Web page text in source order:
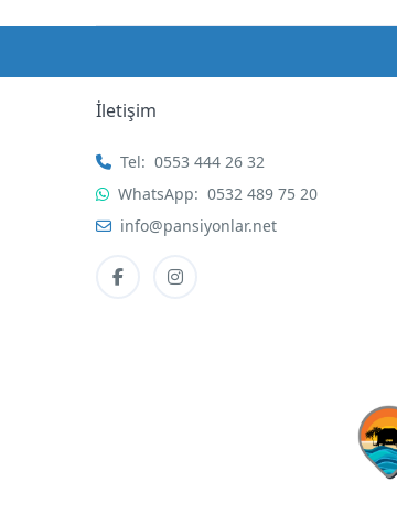
İletişim
Tel: 0553 444 26 32
WhatsApp: 0532 489 75 20
info@pansiyonlar.net